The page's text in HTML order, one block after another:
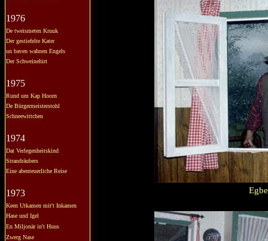
1976
De tweismeten Kruuk
Der gestiefelte Kater
un baven wahnen Engels
Der Schweinehirt
1975
Rund um Kap Hoorn
De Bürgermeisterstohl
Schneewittchen
1974
Dat Verlegenheitskind
Strandräubers
Eine abenteuerliche Reise
1973
Keen Utkamen mit't Inkamen
Hase und Igel
En Miljonär in't Huus
Zwerg Nase